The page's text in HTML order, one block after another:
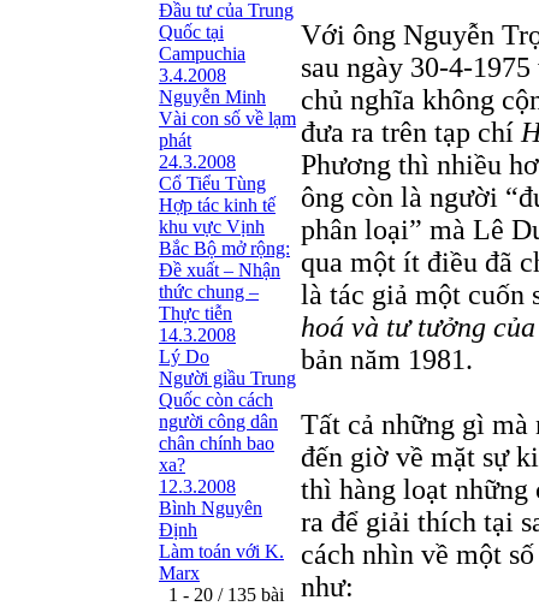
Đầu tư của Trung
Quốc tại
Campuchia
3.4.2008
Nguyễn Minh
Vài con số về lạm
phát
24.3.2008
Cổ Tiểu Tùng
Hợp tác kinh tế
khu vực Vịnh
Bắc Bộ mở rộng:
Đề xuất – Nhận
thức chung –
Thực tiễn
14.3.2008
Lý Do
Người giầu Trung
Quốc còn cách
người công dân
chân chính bao
xa?
12.3.2008
Bình Nguyên
Định
Làm toán với K.
Marx
1 - 20 / 135 bài
Với ông Nguyễn
sau ngày 30-4-
chủ nghĩa không
đưa ra trên tạp chí
Phương thì nhiều
ông còn là người
phân loại” mà Lê
qua một ít điều đã
là tác giả một cuốn
hoá và tư tưởng
bản năm 1981.
Tất cả những gì
đến giờ về mặt sự
thì hàng loạt những
ra để giải thích tại
cách nhìn về một
như: